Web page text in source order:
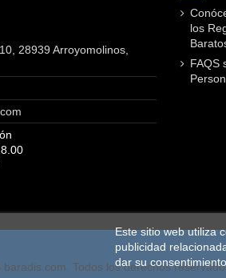
28939 Arroyomolinos,
los
FAQS
Este sitio web utiliza
publicidad
dar su
Todos los derechos